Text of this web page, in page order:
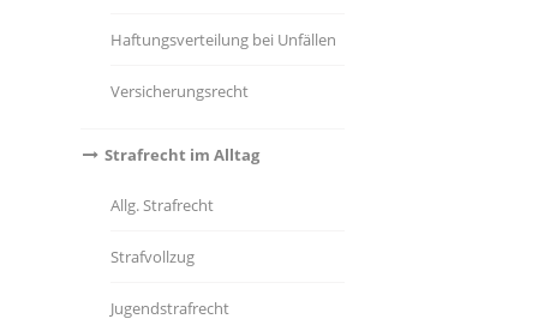
Haftungsverteilung bei Unfällen
Versicherungsrecht
Strafrecht im Alltag
Allg. Strafrecht
Strafvollzug
Jugendstrafrecht